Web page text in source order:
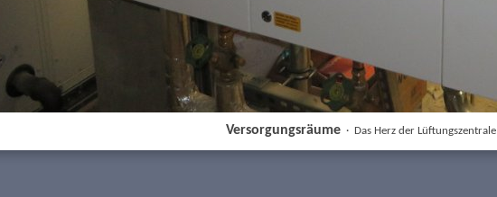
Versorgungsräume· Das Herz der Lüftungszentrale